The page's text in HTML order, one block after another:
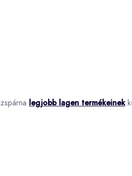
legjobb lagen termékeinek